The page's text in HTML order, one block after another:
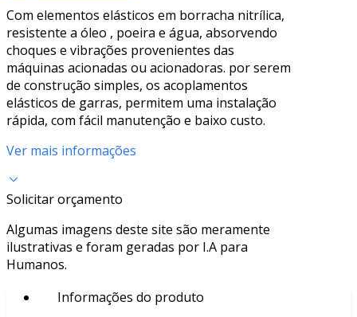
Com elementos elásticos em borracha nitrílica,
resistente a óleo , poeira e água, absorvendo
choques e vibrações provenientes das
máquinas acionadas ou acionadoras. por serem
de construção simples, os acoplamentos
elásticos de garras, permitem uma instalação
rápida, com fácil manutenção e baixo custo.
Ver mais informações
Solicitar orçamento
Algumas imagens deste site são meramente
ilustrativas e foram geradas por I.A para
Humanos.
Informações do produto